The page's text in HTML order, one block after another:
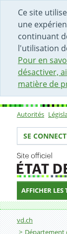
Ce site
une
continuant
l'utilisation
Pour en
désactiver,
matière de
DÉBUT DU
ACCÈS AU
PAGE
Sous-
Autorités
Votre
SE
AFFICHER LES
Fil
vd.ch
Département
Cinquième